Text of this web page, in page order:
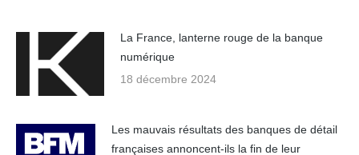
La France, lanterne rouge de la banque
numérique
18 décembre 2024
Les mauvais résultats des banques de détail
françaises annoncent-ils la fin de leur